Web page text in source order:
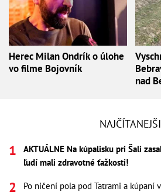
Herec Milan Ondrík o úlohe
vo filme Bojovník
nad
AKTUÁLNE Na kúpalisku pri Šali
ľudí mali zdravotné ťažkosti!
Po ničení pola pod Tatrami a kúpaní